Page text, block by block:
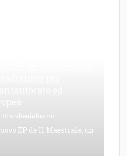
Di andreainfusino
EP de Il Maestrale, un